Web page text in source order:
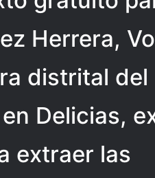
Herrera,
distrital del
Delicias,
extraer las